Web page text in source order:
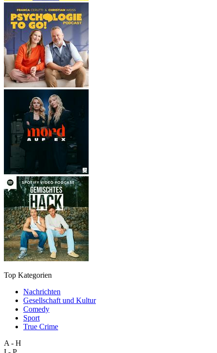
Top Kategorien
Nachrichten
Gesellschaft und Kultur
Comedy
Sport
True Crime
A - H